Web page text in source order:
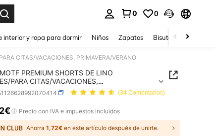
0 0
interior y ropa para dormir Niños Zapatos Bisutería Y
CITAS/VACACIONES, PRIMAVERA/VERANO
MOTF PREMIUM SHORTS DE LINO
PARA CITAS/VACACIONES,
VERANO
(34 Comentarios)
AND AVAILABILITY
Precio con IVA e impuestos incluidos
Ahorra 1,72€ en este artículo después de unirte.